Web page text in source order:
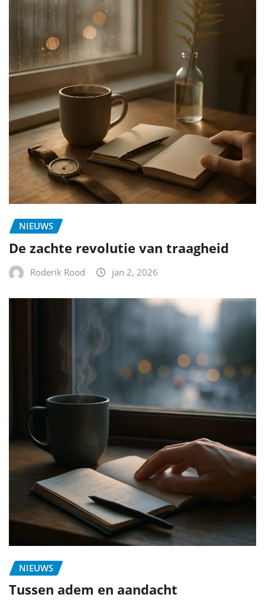
NIEUWS
De zachte revolutie van traagheid
Roderik Rood jan 2, 2026
NIEUWS
Tussen adem en aandacht